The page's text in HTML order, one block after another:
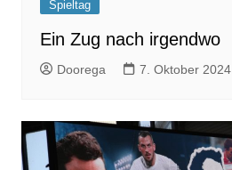
Spieltag
Ein Zug nach irgendwo
Doorega 7. Oktober 2024